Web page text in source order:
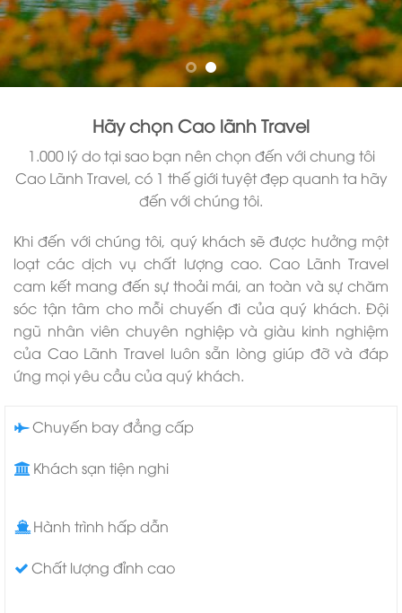
Hãy chọn Cao lãnh Travel
1.000 lý do tại sao bạn nên chọn đến với chung tôi
Cao Lãnh Travel, có 1 thế giới tuyệt đẹp quanh ta hãy
đến với chúng tôi.
Khi đến với chúng tôi, quý khách sẽ được hưởng một
loạt các dịch vụ chất lượng cao. Cao Lãnh Travel
cam kết mang đến sự thoải mái, an toàn và sự chăm
sóc tận tâm cho mỗi chuyến đi của quý khách. Đội
ngũ nhân viên chuyên nghiệp và giàu kinh nghiệm
của Cao Lãnh Travel luôn sẵn lòng giúp đỡ và đáp
ứng mọi yêu cầu của quý khách.
Chuyến bay đẳng cấp
Khách sạn tiện nghi
Hành trình hấp dẫn
Chất lượng đỉnh cao